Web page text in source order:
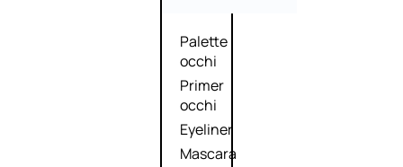
Palette
occhi
Primer
occhi
Eyeliner
Mascara